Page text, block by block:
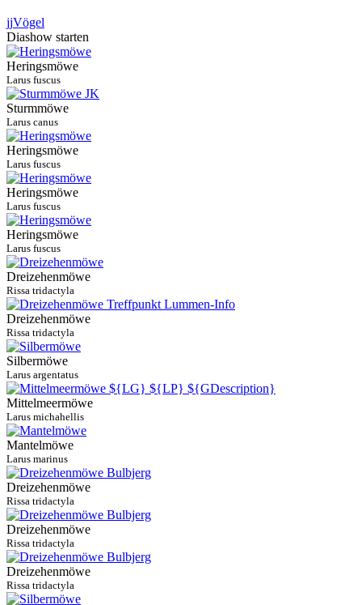
jjVögel
Diashow starten
Heringsmöwe
Larus fuscus
Sturmmöwe
Larus canus
Heringsmöwe
Larus fuscus
Heringsmöwe
Larus fuscus
Heringsmöwe
Larus fuscus
Dreizehenmöwe
Rissa tridactyla
Dreizehenmöwe
Rissa tridactyla
Silbermöwe
Larus argentatus
Mittelmeermöwe
Larus michahellis
Mantelmöwe
Larus marinus
Dreizehenmöwe
Rissa tridactyla
Dreizehenmöwe
Rissa tridactyla
Dreizehenmöwe
Rissa tridactyla